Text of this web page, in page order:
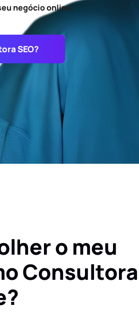
negócio online.
SEO?
o meu
Consultora